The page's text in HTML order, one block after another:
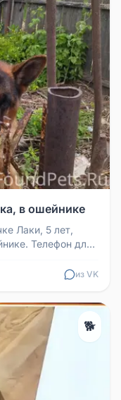
в ошейнике
Лаки, 5 лет,
Телефон для
из VK
🐕